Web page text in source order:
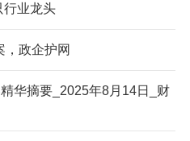
行业龙头
，政企护网
华摘要_2025年8月14日_财